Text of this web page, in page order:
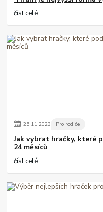
číst celé
25.11.2023 Pro rodiče
Jak vybrat hračky, které
24 měsíců
číst celé